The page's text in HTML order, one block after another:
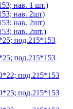
нав. 1 шт.)
нав. 2шт)
нав. 2шт)
нав. 2шт.)
под.215*153
под.215*153
под.215*153
под.215*153